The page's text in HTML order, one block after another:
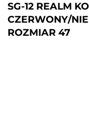
SG-12 REALM
CZERWONY/
ROZMIAR 47